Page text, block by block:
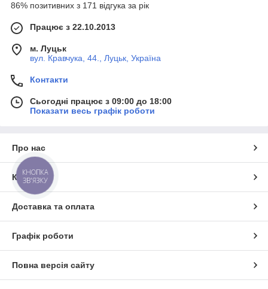
86% позитивних з 171 відгука за рік
Працює з 22.10.2013
м. Луцьк
вул. Кравчука, 44., Луцьк, Україна
Контакти
Сьогодні працює з 09:00 до 18:00
Показати весь графік роботи
Про нас
Контакти
Доставка та оплата
Графік роботи
Повна версія сайту
КНОПКА
ЗВ'ЯЗКУ